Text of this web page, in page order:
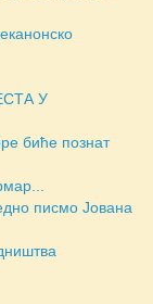
У
биће познат
писмо Јована